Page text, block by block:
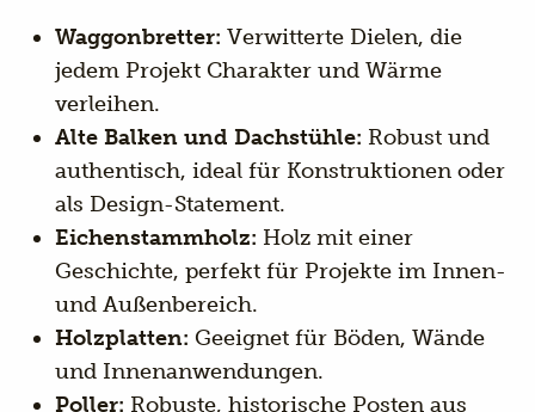
Waggonbretter: Verwitterte Dielen, die
jedem Projekt Charakter und Wärme
verleihen.
Alte Balken und Dachstühle: Robust und
authentisch, ideal für Konstruktionen oder
als Design-Statement.
Eichenstammholz: Holz mit einer
Geschichte, perfekt für Projekte im Innen-
und Außenbereich.
Holzplatten: Geeignet für Böden, Wände
und Innenanwendungen.
Poller: Robuste, historische Posten aus